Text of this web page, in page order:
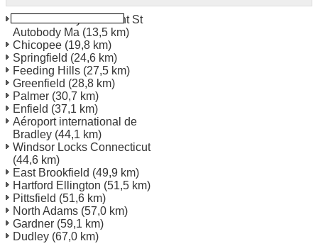
South Hadley Pleasant St
Autobody Ma (13,5 km)
Chicopee (19,8 km)
Springfield (24,6 km)
Feeding Hills (27,5 km)
Greenfield (28,8 km)
Palmer (30,7 km)
Enfield (37,1 km)
Aéroport international de
Bradley (44,1 km)
Windsor Locks Connecticut
(44,6 km)
East Brookfield (49,9 km)
Hartford Ellington (51,5 km)
Pittsfield (51,6 km)
North Adams (57,0 km)
Gardner (59,1 km)
Dudley (67,0 km)